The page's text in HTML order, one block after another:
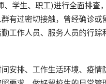
学生、职工)进行全面排查
有过密切接触，曾经确诊或
工作人员、服务人员的行踪
安排、工作生活环境、疫情